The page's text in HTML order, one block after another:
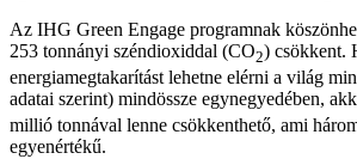
Az IHG Green Engage programnak
253 tonnányi széndioxiddal (CO2) csökkent.
energiamegtakarítást lehetne elérni a világ
adatai szerint) mindössze egynegyedében,
millió tonnával lenne csökkenthető, ami
egyenértékű.